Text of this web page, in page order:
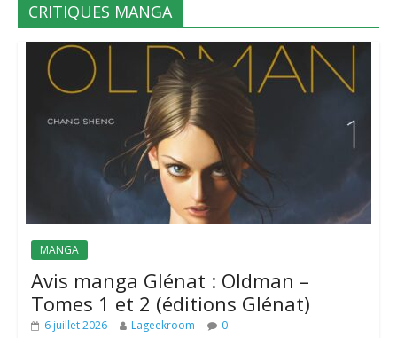
CRITIQUES MANGA
MANGA
Avis manga Glénat : Oldman –
Tomes 1 et 2 (éditions Glénat)
6 juillet 2026 Lageekroom 0